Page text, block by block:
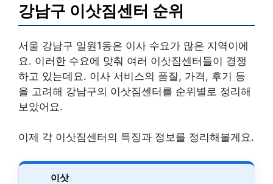
강남구 이삿짐센터 순위
서울 강남구 일원1동은 이사 수요가 많은 지역이에
요. 이러한 수요에 맞춰 여러 이삿짐센터들이 경쟁
하고 있는데요. 이사 서비스의 품질, 가격, 후기 등
을 고려해 강남구의 이삿짐센터를 순위별로 정리해
보았어요.
이제 각 이삿짐센터의 특징과 정보를 정리해볼게요.
이삿